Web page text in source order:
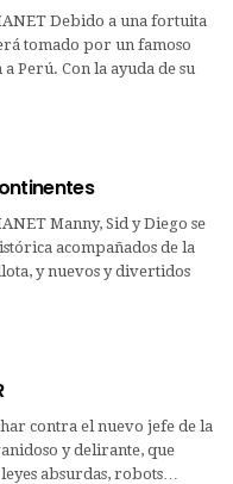
Debido a una fortuita
tomado por un famoso
Perú. Con la ayuda de su
Manny, Sid y Diego se
acompañados de la
y nuevos y divertidos
contra el nuevo jefe de la
y delirante, que
absurdas, robots…